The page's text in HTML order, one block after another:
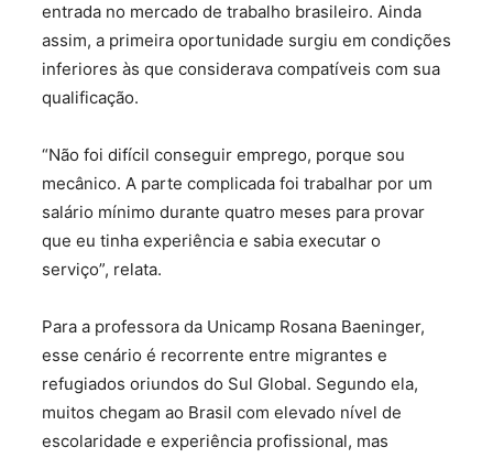
entrada no mercado de trabalho brasileiro. Ainda
assim, a primeira oportunidade surgiu em condições
inferiores às que considerava compatíveis com sua
qualificação.
“Não foi difícil conseguir emprego, porque sou
mecânico. A parte complicada foi trabalhar por um
salário mínimo durante quatro meses para provar
que eu tinha experiência e sabia executar o
serviço”, relata.
Para a professora da Unicamp Rosana Baeninger,
esse cenário é recorrente entre migrantes e
refugiados oriundos do Sul Global. Segundo ela,
muitos chegam ao Brasil com elevado nível de
escolaridade e experiência profissional, mas